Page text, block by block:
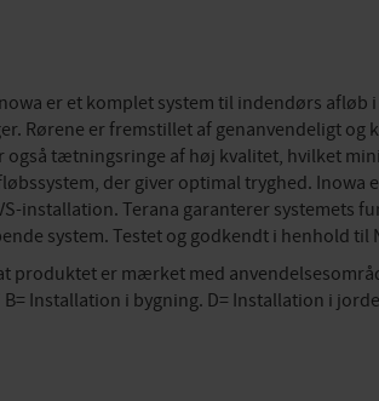
er et komplet system til indendørs
Rørene er fremstillet af genanvendeligt
også tætningsringe af høj kvalitet, hvilket
der giver optimal tryghed.
installation. Terana garanterer systemets
system. Testet og godkendt i henhold til
produktet er mærket med
Installation i bygning. D= Installation i